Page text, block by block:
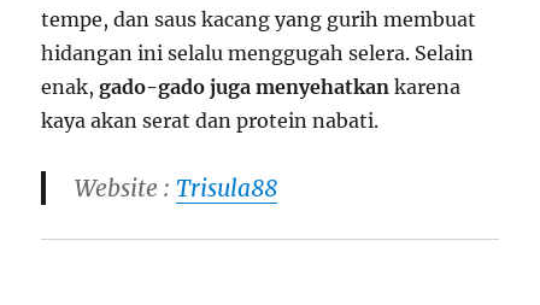
tempe, dan saus kacang yang gurih membuat
hidangan ini selalu menggugah selera. Selain
enak,gado-gado juga menyehatkan karena
kaya akan serat dan protein nabati.
Website :Trisula88